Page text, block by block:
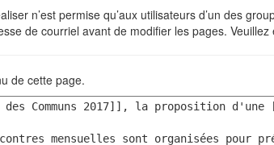
n’est permise qu’aux utilisateurs d’un des
de courriel avant de modifier les pages.
de cette page.